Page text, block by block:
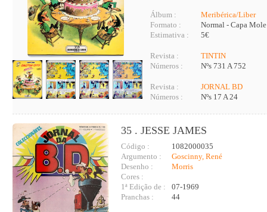
Álbum :
Meribérica/Liber
Formato :
Normal - Capa Mole
Estimativa :
5€
Revista :
TINTIN
Números :
Nºs 731 A 752
Revista :
JORNAL BD
Números :
Nºs 17 A 24
35 . JESSE JAMES
Código :
1082000035
Argumento :
Goscinny, René
Desenho :
Morris
Cores :
1ª Edição de :
07-1969
Pranchas :
44